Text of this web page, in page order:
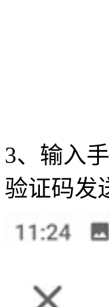
3、输入
验证码发